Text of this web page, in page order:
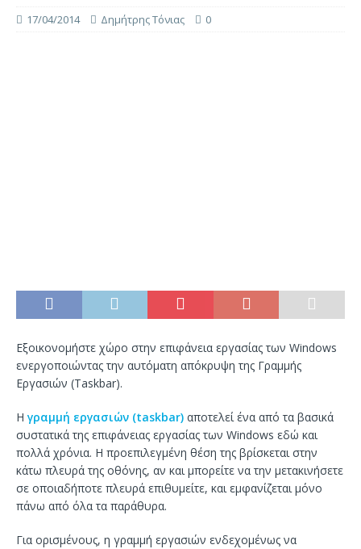
17/04/2014 Δημήτρης Τόνιας 0
Εξοικονομήστε χώρο στην επιφάνεια εργασίας των Windows
ενεργοποιώντας την αυτόματη απόκρυψη της Γραμμής
Εργασιών (Taskbar).
Η γραμμή εργασιών (taskbar) αποτελεί ένα από τα βασικά
συστατικά της επιφάνειας εργασίας των Windows εδώ και
πολλά χρόνια. Η προεπιλεγμένη θέση της βρίσκεται στην
κάτω πλευρά της οθόνης, αν και μπορείτε να την μετακινήσετε
σε οποιαδήποτε πλευρά επιθυμείτε, και εμφανίζεται μόνο
πάνω από όλα τα παράθυρα.
Για ορισμένους, η γραμμή εργασιών ενδεχομένως να